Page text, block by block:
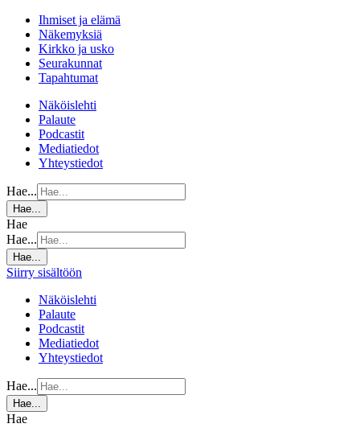
Ihmiset ja elämä
Näkemyksiä
Kirkko ja usko
Seurakunnat
Tapahtumat
Näköislehti
Palaute
Podcastit
Mediatiedot
Yhteystiedot
Hae...
Hae...
Hae
Hae...
Hae...
Siirry sisältöön
Näköislehti
Palaute
Podcastit
Mediatiedot
Yhteystiedot
Hae...
Hae...
Hae